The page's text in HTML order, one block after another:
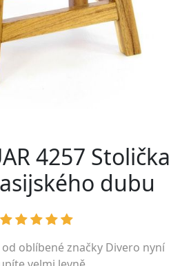
4257 Stolička
dubu
oblíbené značky Divero nyní